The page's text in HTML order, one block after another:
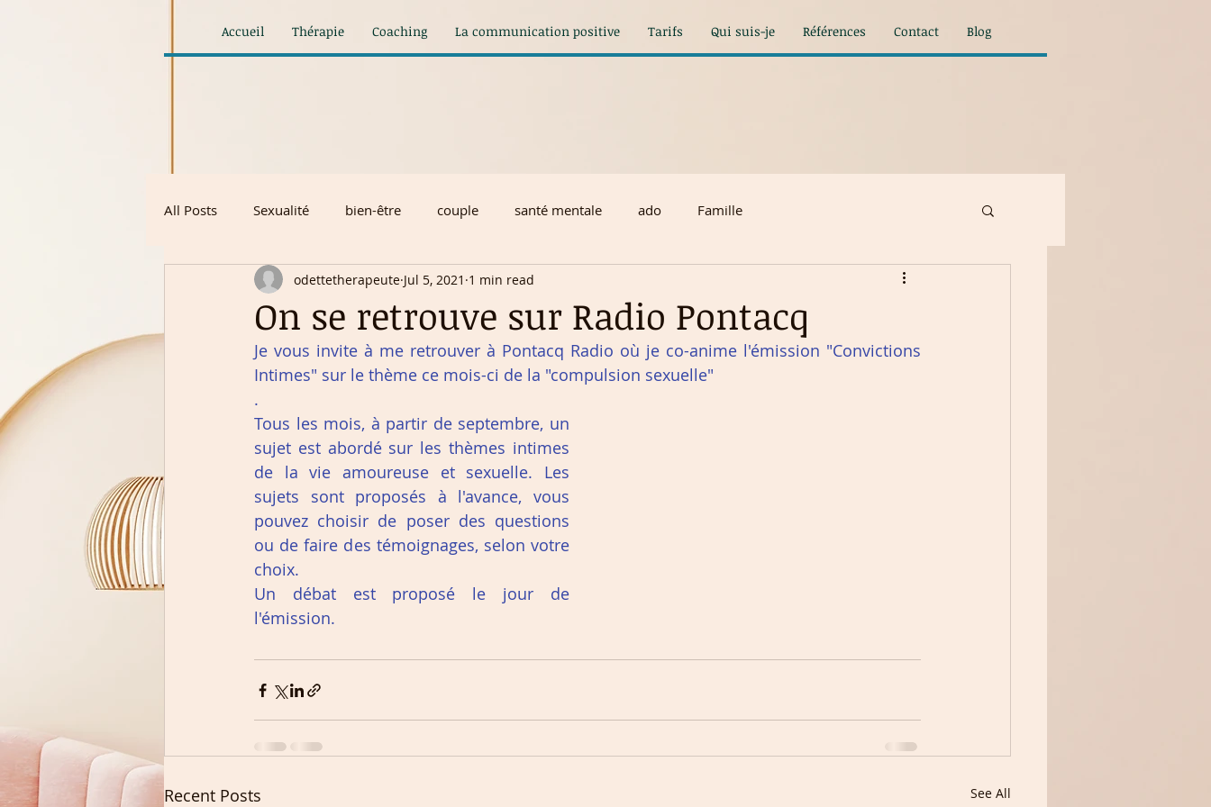
Accueil Thérapie Coaching La communication positive Tarifs Qui suis-je Références Contact Blog
All Posts Sexualité bien-être couple santé mentale ado Famille
On se retrouve sur Radio Pontacq
odettetherapeute Jul 5, 2021 1 min read
Je vous invite à me retrouver à Pontacq Radio où je co-anime l'émission "Convictions
Intimes" sur le thème ce mois-ci de la "compulsion sexuelle"
.
Tous les mois, à partir de septembre, un
sujet est abordé sur les thèmes intimes
de la vie amoureuse et sexuelle. Les
sujets sont proposés à l'avance, vous
pouvez choisir de poser des questions
ou de faire des témoignages, selon votre
choix.
Un débat est proposé le jour de
l'émission.
Recent Posts See All